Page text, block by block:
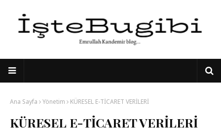
Ana Sayfa Yönetim KÜRESEL E-TİCARET VERİLERİ
KÜRESEL E-TİCARET VERİLERİ